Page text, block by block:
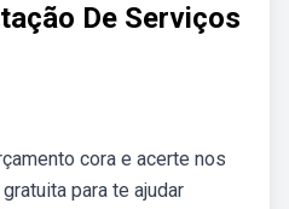
De Serviços
cora e acerte nos
para te ajudar